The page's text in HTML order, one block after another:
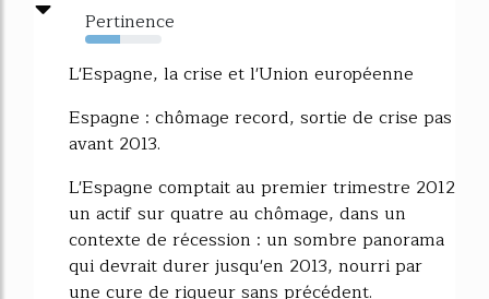
Pertinence
45%
L'Espagne, la crise et l'Union européenne
Espagne : chômage record, sortie de crise pas
avant 2013.
L'Espagne comptait au premier trimestre 2012
un actif sur quatre au chômage, dans un
contexte de récession : un sombre panorama
qui devrait durer jusqu'en 2013, nourri par
une cure de rigueur sans précédent.